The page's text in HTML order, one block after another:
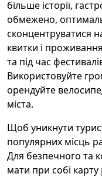
більше історії,
обмежено,
сконцентруватися
квитки і
та під час
Використовуйте
орендуйте
міста.
Щоб уникнути
популярних місць
Для безпечного та
мати при собі карту